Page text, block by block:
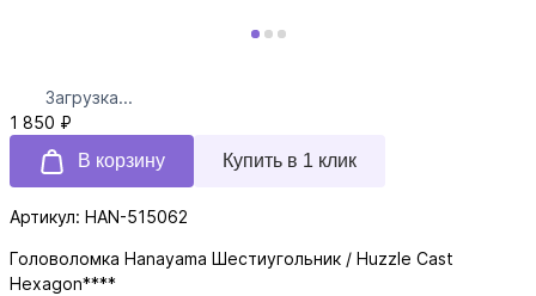
Загрузка...
1 850 ₽
В корзину
Купить в 1 клик
Артикул: HAN-515062
Головоломка Hanayama Шестиугольник / Huzzle Cast
Hexagon****